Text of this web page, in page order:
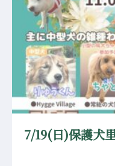
7/19(日)保護犬